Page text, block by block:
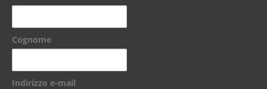
Cognome
Indirizzo e-mail